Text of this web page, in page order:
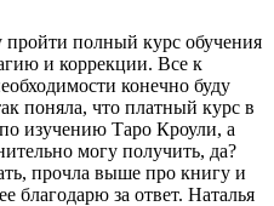
пройти полный курс обучения
и коррекции. Все к
конечно буду
поняла, что платный курс в
изучению Таро Кроули, а
могу получить, да?
прочла выше про книгу и
благодарю за ответ. Наталья